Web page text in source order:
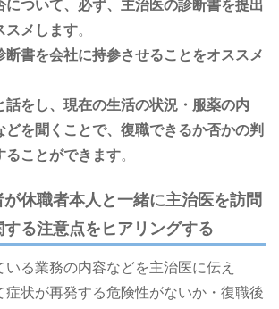
について、必ず、主治医の診断書を提出
スメします。
断書を会社に持参させることをオススメ
話をし、現在の生活の状況・服薬の内
どを聞くことで、復職できるか否かの判
ることができます。
休職者本人と一緒に主治医を訪問
する注意点をヒアリングする
る業務の内容などを主治医に伝え
症状が再発する危険性がないか・復職後